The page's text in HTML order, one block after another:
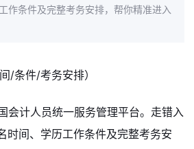
作条件及完整考务安排，帮你精准进入
会计人员统一服务管理平台。走错入
时间、学历工作条件及完整考务安